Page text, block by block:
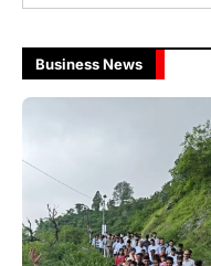
Business News